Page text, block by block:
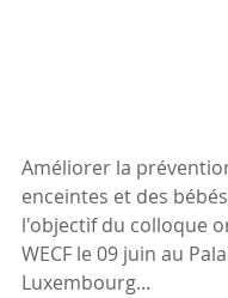
Améliorer la
enceintes et des
l'objectif du colloque
WECF le 09 juin au
Luxembourg...